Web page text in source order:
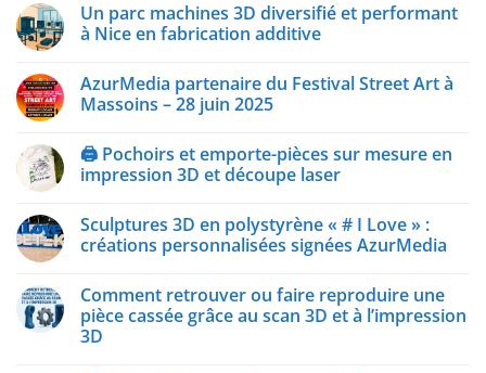
Un parc machines 3D diversifié et performant
à Nice en fabrication additive
AzurMedia partenaire du Festival Street Art à
Massoins – 28 juin 2025
🖨️ Pochoirs et emporte-pièces sur mesure en
impression 3D et découpe laser
Sculptures 3D en polystyrène « # I Love » :
créations personnalisées signées AzurMedia
Comment retrouver ou faire reproduire une
pièce cassée grâce au scan 3D et à l’impression
3D